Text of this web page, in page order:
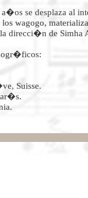
se desplaza al
wagogo,
direcci�n de Simha
Suisse.